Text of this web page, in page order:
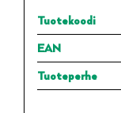
Tuotekoodi
EAN
Tuoteperhe